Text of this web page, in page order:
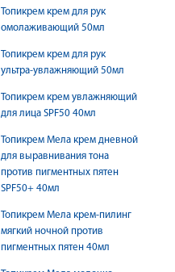
Топикрем крем для рук
омолаживающий 50мл
Топикрем крем для рук
ультра-увлажняющий 50мл
Топикрем крем увлажняющий
для лица SPF50 40мл
Топикрем Мела крем дневной
для выравнивания тона
против пигментных пятен
SPF50+ 40мл
Топикрем Мела крем-пилинг
мягкий ночной против
пигментных пятен 40мл